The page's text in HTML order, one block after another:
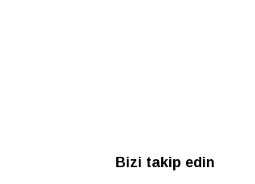
Bizi takip edin